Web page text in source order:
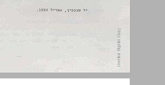
סדר הדברים ... 5